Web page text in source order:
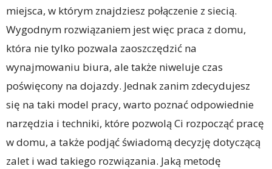
miejsca, w którym znajdziesz połączenie z siecią.
Wygodnym rozwiązaniem jest więc praca z domu,
która nie tylko pozwala zaoszczędzić na
wynajmowaniu biura, ale także niweluje czas
poświęcony na dojazdy. Jednak zanim zdecydujesz
się na taki model pracy, warto poznać odpowiednie
narzędzia i techniki, które pozwolą Ci rozpocząć pracę
w domu, a także podjąć świadomą decyzję dotyczącą
zalet i wad takiego rozwiązania. Jaką metodę